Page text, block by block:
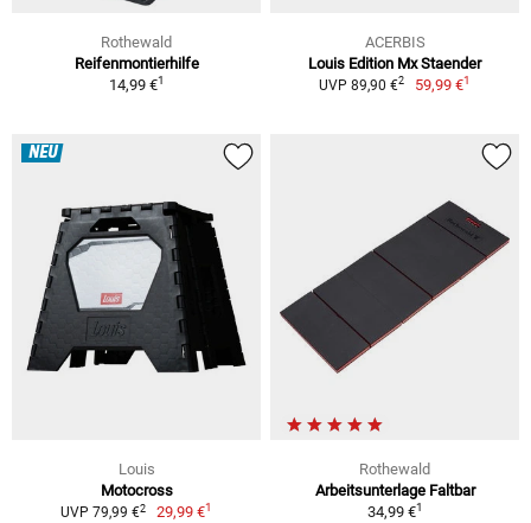
Rothewald
Reifenmontierhilfe
14,99 €1
ACERBIS
Louis Edition Mx Staender
UVP 89,90 €2 59,99 €1
NEU
Louis
Motocross
UVP 79,99 €2 29,99 €1
Rothewald
Arbeitsunterlage Faltbar
34,99 €1